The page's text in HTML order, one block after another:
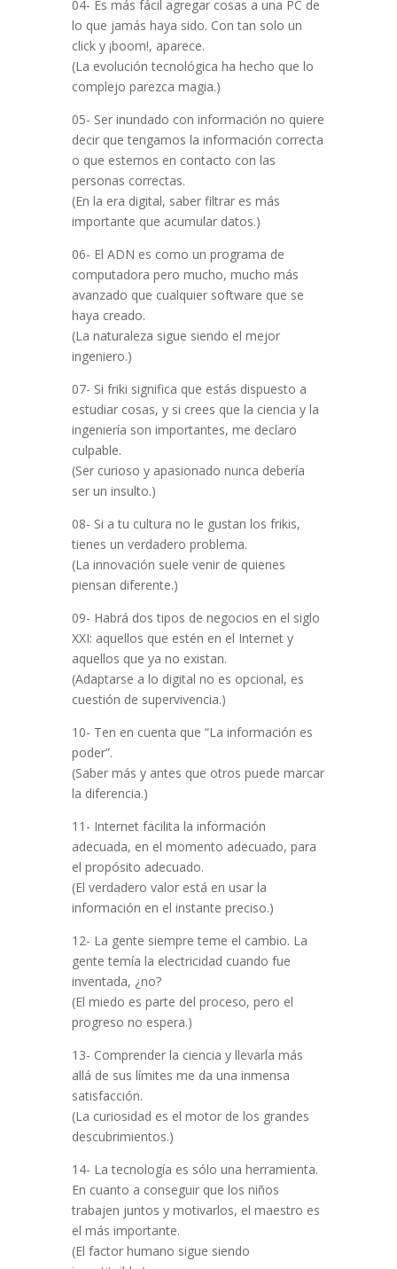
04- Es más fácil agregar cosas a una PC de
lo que jamás haya sido. Con tan solo un
click y ¡boom!, aparece.
(La evolución tecnológica ha hecho que lo
complejo parezca magia.)
05- Ser inundado con información no quiere
decir que tengamos la información correcta
o que estemos en contacto con las
personas correctas.
(En la era digital, saber filtrar es más
importante que acumular datos.)
06- El ADN es como un programa de
computadora pero mucho, mucho más
avanzado que cualquier software que se
haya creado.
(La naturaleza sigue siendo el mejor
ingeniero.)
07- Si friki significa que estás dispuesto a
estudiar cosas, y si crees que la ciencia y la
ingeniería son importantes, me declaro
culpable.
(Ser curioso y apasionado nunca debería
ser un insulto.)
08- Si a tu cultura no le gustan los frikis,
tienes un verdadero problema.
(La innovación suele venir de quienes
piensan diferente.)
09- Habrá dos tipos de negocios en el siglo
XXI: aquellos que estén en el Internet y
aquellos que ya no existan.
(Adaptarse a lo digital no es opcional, es
cuestión de supervivencia.)
10- Ten en cuenta que “La información es
poder”.
(Saber más y antes que otros puede marcar
la diferencia.)
11- Internet facilita la información
adecuada, en el momento adecuado, para
el propósito adecuado.
(El verdadero valor está en usar la
información en el instante preciso.)
12- La gente siempre teme el cambio. La
gente temía la electricidad cuando fue
inventada, ¿no?
(El miedo es parte del proceso, pero el
progreso no espera.)
13- Comprender la ciencia y llevarla más
allá de sus límites me da una inmensa
satisfacción.
(La curiosidad es el motor de los grandes
descubrimientos.)
14- La tecnología es sólo una herramienta.
En cuanto a conseguir que los niños
trabajen juntos y motivarlos, el maestro es
el más importante.
(El factor humano sigue siendo